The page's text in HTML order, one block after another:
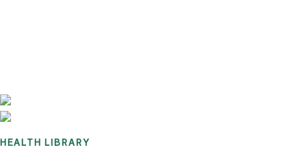
HEALTH LIBRARY